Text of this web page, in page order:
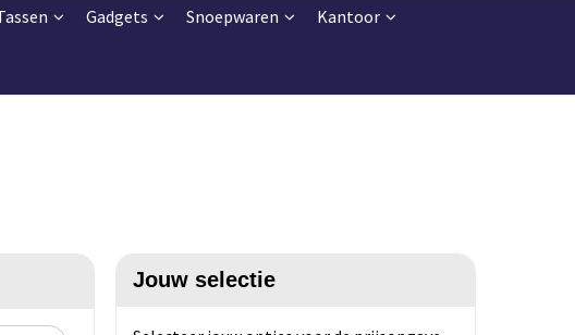
Gadgets Snoepwaren Kantoor
Jouw selectie